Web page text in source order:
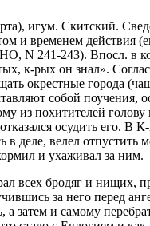
игум. Скитский.
и временем действия
N 241-243). Впосл.
к-рых он знал».
окрестные города
собой
из похитителей
осудить его.
деле, велел
и ухаживал за ним.
всех бродяг и нищих,
за него перед
а затем и самому